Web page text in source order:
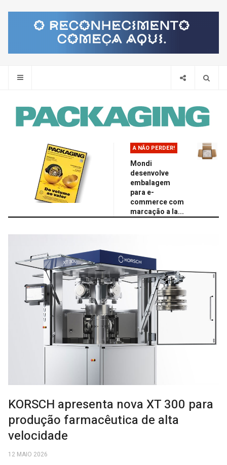
A NÃO PERDER!
Mondi
desenvolve
embalagem
para e-
commerce com
marcação a la...
KORSCH apresenta nova XT 300 para
produção farmacêutica de alta
velocidade
12 MAIO 2026